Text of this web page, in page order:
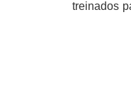
treinados